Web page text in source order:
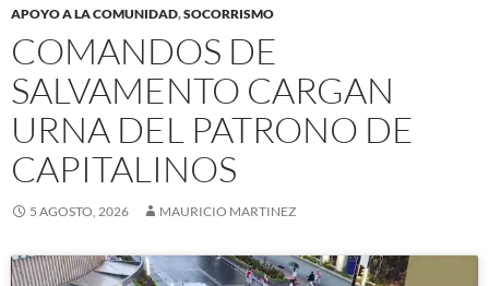
APOYO A LA COMUNIDAD,SOCORRISMO
COMANDOS DE
SALVAMENTO CARGAN
URNA DEL PATRONO DE
CAPITALINOS
5 AGOSTO, 2026 MAURICIO MARTINEZ